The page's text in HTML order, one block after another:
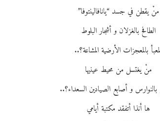
منْ يقطن في جسد “يانافالينتوفا”
الطافح بالغزلان و أشجار البلوط
بالمعجزات الأرضية المشاعة؟..
منْ يغتسل من محيط عينيها
بالنوارس و أصابع الصيادين السعداء؟..
ها أنذا أتفقد مكتبة أيامي